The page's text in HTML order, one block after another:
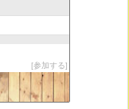
参加する